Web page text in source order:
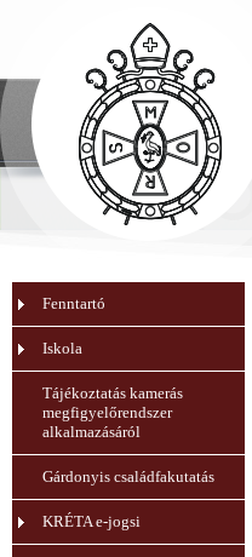
Fenntartó
Iskola
Tájékoztatás kamerás
megfigyelőrendszer
alkalmazásáról
Gárdonyis családfakutatás
KRÉTA e-jogsi